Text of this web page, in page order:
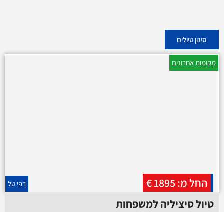
סינון טיולים
מקומות אחרונים
רפי טל
החל מ: 1895 €
טיול סיציליה למשפחות